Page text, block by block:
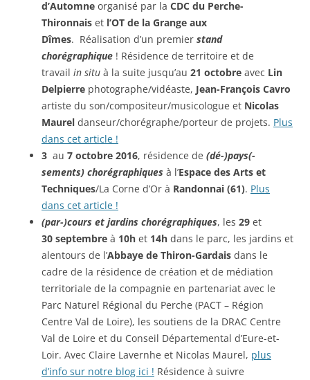
d’Automne organisé par la CDC du Perche-
Thironnais et l’OT de la Grange aux
Dîmes. Réalisation d’un premier stand
chorégraphique ! Résidence de territoire et de
travail in situ à la suite jusqu’au 21 octobre avec Lin
Delpierre photographe/vidéaste, Jean-François Cavro
artiste du son/compositeur/musicologue et Nicolas
Maurel danseur/chorégraphe/porteur de projets. Plus
dans cet article !
3 au 7 octobre 2016, résidence de (dé-)pays(-
sements) chorégraphiques à l’Espace des Arts et
Techniques/La Corne d’Or à Randonnai (61). Plus
dans cet article !
(par-)cours et jardins chorégraphiques, les 29 et
30 septembre à 10h et 14h dans le parc, les jardins et
alentours de l’Abbaye de Thiron-Gardais dans le
cadre de la résidence de création et de médiation
territoriale de la compagnie en partenariat avec le
Parc Naturel Régional du Perche (PACT – Région
Centre Val de Loire), les soutiens de la DRAC Centre
Val de Loire et du Conseil Départemental d’Eure-et-
Loir. Avec Claire Lavernhe et Nicolas Maurel, plus
d’info sur notre blog ici ! Résidence à suivre